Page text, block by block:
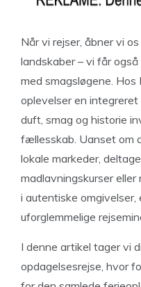
Når vi rejser, åbner vi
landskaber – vi får
med smagsløgene. Hos
oplevelser en
duft, smag og historie
fællesskab. Uanset om
lokale markeder,
madlavningskurser
i autentiske
uforglemmelige
I denne artikel tager vi
opdagelsesrejse, hvor